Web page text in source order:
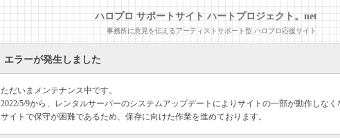
ハロプロ サポートサイト ハートプロジェクト。net
事務所に意見を伝えるアーティストサポート型 ハロプロ応援サイト
エラーが発生しました
ただいまメンテナンス中です。
2022/5/9から、レンタルサーバーのシステムアップデートによりサイトの一部が動作しなく
サイトで保守が困難であるため、保存に向けた作業を進めております。